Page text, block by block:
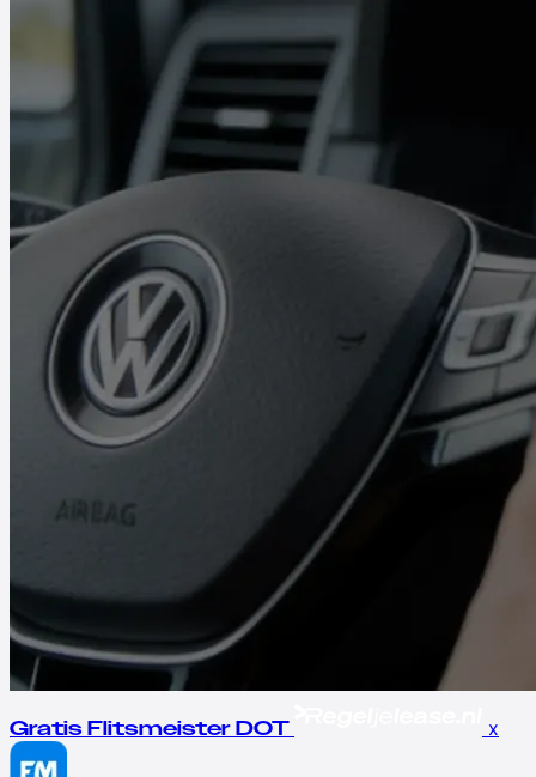
Gratis Flitsmeister DOT x